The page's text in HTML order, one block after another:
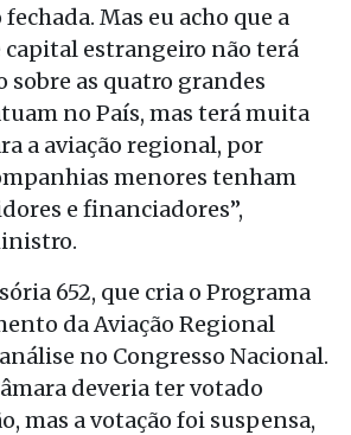
Mas eu acho que a
capital estrangeiro não terá
sobre as quatro grandes
no País, mas terá muita
a aviação regional, por
menores tenham
e financiadores”,
652, que cria o Programa
da Aviação Regional
no Congresso Nacional.
deveria ter votado
mas a votação foi suspensa,